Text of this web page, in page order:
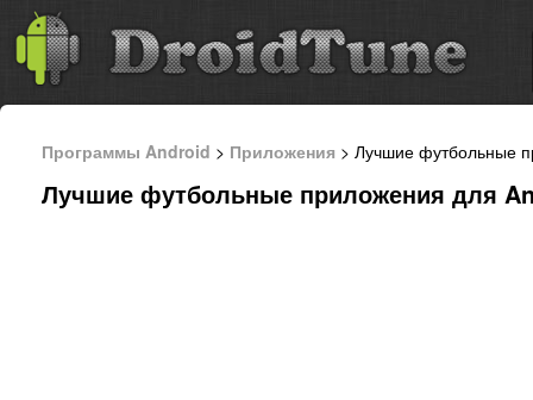
Программы Android > Приложения > Лучшие футбольные
Лучшие футбольные приложения для